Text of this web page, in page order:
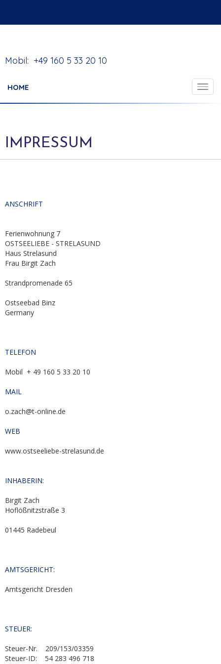
Mobil: +49 160 5 33 20 10
HOME
IMPRESSUM
ANSCHRIFT
Ferienwohnung 7
OSTSEELIEBE - STRELASUND
Haus Strelasund
Frau Birgit Zach
Strandpromenade 65
Ostseebad Binz
Germany
TELEFON
Mobil + 49 160 5 33 20 10
MAIL
o.zach@t-online.de
WEB
www.ostseeliebe-strelasund.de
INHABERIN:
Birgit Zach
Hoflößnitzstraße 3
01445 Radebeul
AMTSGERICHT:
Amtsgericht Dresden
STEUER:
Steuer-Nr. 209/153/03359
Steuer-ID: 54 283 496 718